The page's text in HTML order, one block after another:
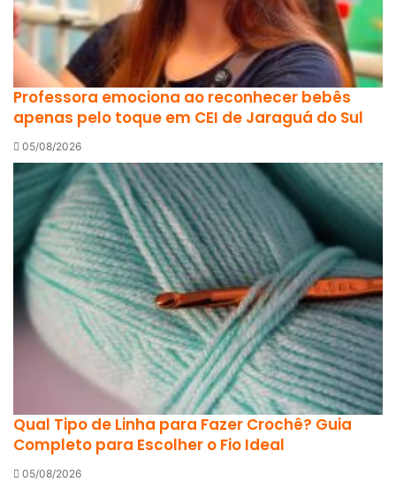
Professora emociona ao reconhecer bebês
apenas pelo toque em CEI de Jaraguá do Sul
05/08/2026
Qual Tipo de Linha para Fazer Crochê? Guia
Completo para Escolher o Fio Ideal
05/08/2026